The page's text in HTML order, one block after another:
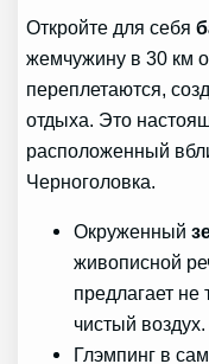
Откройте для себя
жемчужину в 30 км
переплетаются,
отдыха. Это
расположенный
Черноголовка.
Окруженный
живописной
предлагает не
чистый воздух.
Глэмпинг в